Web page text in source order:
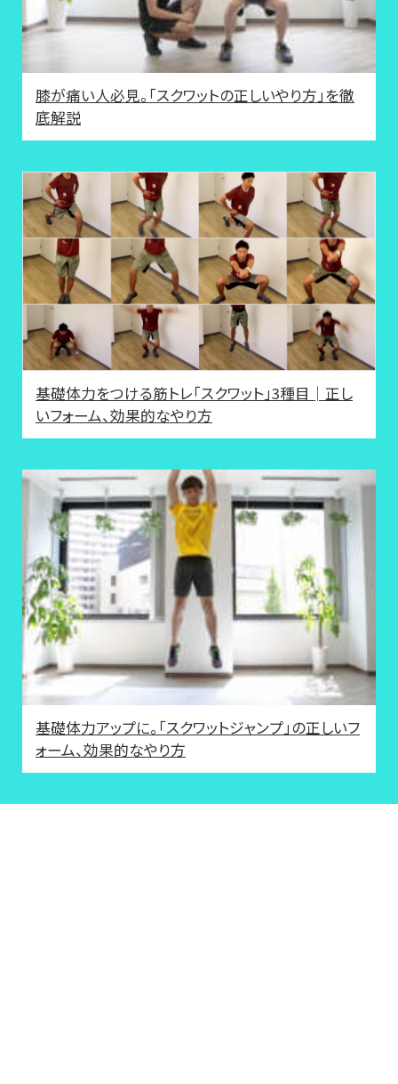
膝が痛い人必見。「スクワットの正しいやり方」を徹
底解説
基礎体力をつける筋トレ「スクワット」3種目│正し
いフォーム、効果的なやり方
基礎体力アップに。「スクワットジャンプ」の正しいフ
ォーム、効果的なやり方